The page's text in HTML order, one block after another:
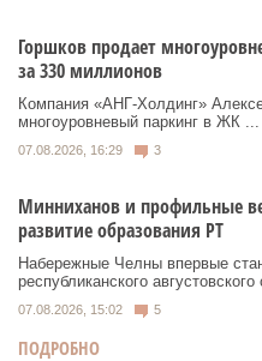
Горшков продает
за 330 миллионов
Компания «АНГ-Холдинг»
многоуровневый паркинг в ЖК ...
07.08.2026, 16:29 3
Минниханов и профильные
развитие образования РТ
Набережные Челны впервые
республиканского
07.08.2026, 15:02 5
ПОДРОБНО